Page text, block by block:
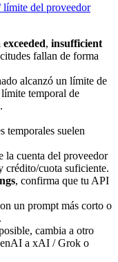
límite del proveedor
, insufficient
fallan de forma
alcanzó un límite de
temporal de
temporales suelen
la cuenta del proveedor
crédito/cuota suficiente.
, confirma que tu API
un prompt más corto o
cambia a otro
a xAI / Grok o